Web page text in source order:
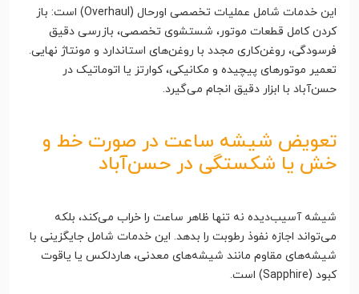
این خدمات شامل عملیات تخصصی اورحال (Overhaul) است: باز
کردن کامل قطعات موتور، شستشوی تخصصی، بازرسی دقیق
فرسودگی، روغن‌کاری مجدد با روغن‌های استاندارد و مونتاژ نهایی.
تعمیر موتورهای پیچیده و مکانیکی، کوارتز یا اتوماتیک در
حسن‌آباد با ابزار دقیق انجام می‌گیرد.
تعویض شیشه ساعت در صورت خط و
خش یا شکستگی در حسن‌آباد
شیشه آسیب‌دیده نه تنها ظاهر ساعت را خراب می‌کند، بلکه
می‌تواند اجازه نفوذ رطوبت را بدهد. این خدمات شامل جایگزینی با
شیشه‌های مقاوم مانند شیشه‌های معدنی، هاردلکس یا یاقوت
کبود (Sapphire) است.